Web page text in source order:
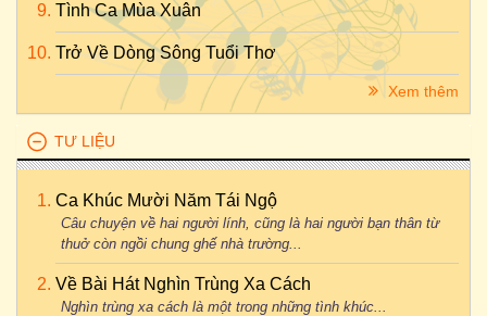
Tình Ca Mùa Xuân
Trở Về Dòng Sông Tuổi Thơ
Xem thêm
TƯ LIỆU
Ca Khúc Mười Năm Tái Ngộ
Câu chuyện về hai người lính, cũng là hai người bạn thân từ
thuở còn ngồi chung ghế nhà trường...
Về Bài Hát Nghìn Trùng Xa Cách
Nghìn trùng xa cách là một trong những tình khúc...